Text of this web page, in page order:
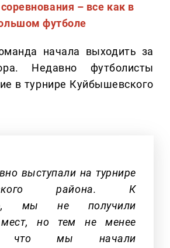
– все как в
футболе
начала выходить за
Недавно футболисты
в турнире Куйбышевского
выступали на турнире
района. К
мы не получили
но тем не менее
что мы начали